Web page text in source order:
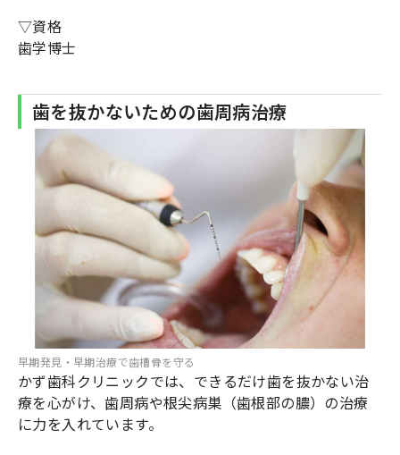
▽資格
歯学博士
歯を抜かないための歯周病治療
早期発見・早期治療で歯槽骨を守る
かず歯科クリニックでは、できるだけ歯を抜かない治
療を心がけ、歯周病や根尖病巣（歯根部の膿）の治療
に力を入れています。